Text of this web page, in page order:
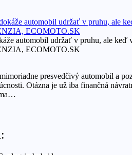
automobil udržať v pruhu, ale
ECOMOTO.SK
presvedčivý automobil a
Otázna je už iba finančná
: